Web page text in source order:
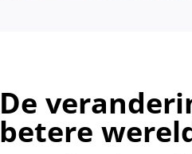
De
betere